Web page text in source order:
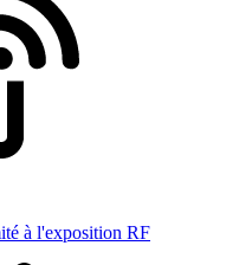
à l'exposition RF